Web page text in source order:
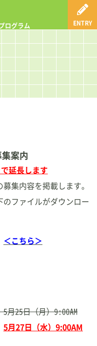
ログラム ENTRY
案内
延長します
集内容を掲載します。
ファイルがダウンロー
＜こちら＞
5月25日（月）9:00AM
5月27日（水）9:00AM